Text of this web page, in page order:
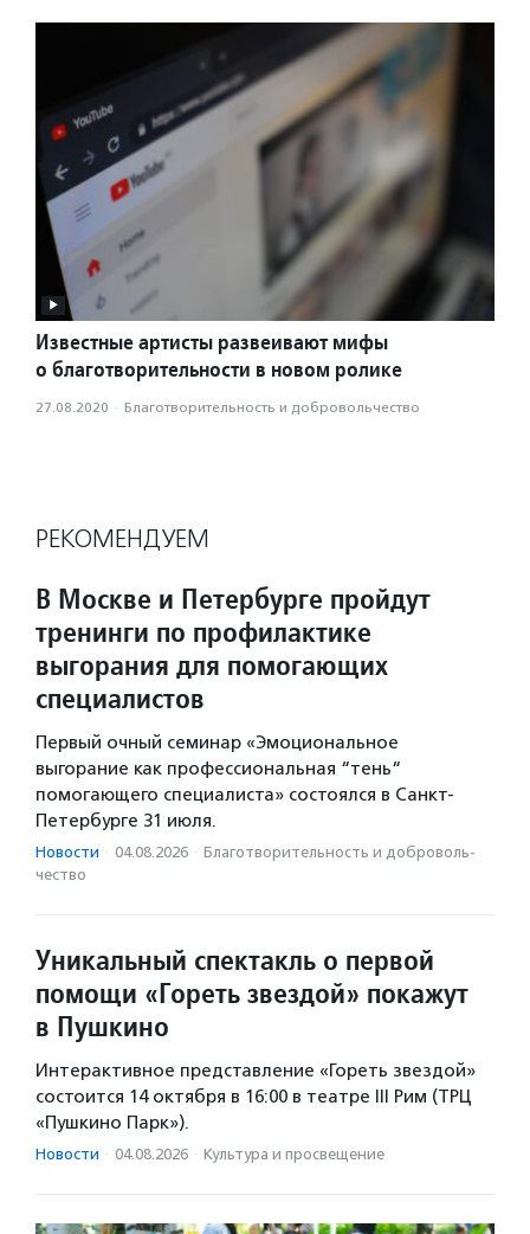
Известные артисты развеивают мифы
о благотворительности в новом ролике
27.08.2020 · Благотвори­тель­ность и доброволь­чест­во
РЕКОМЕНДУЕМ
В Москве и Петербурге пройдут
тренинги по профилактике
выгорания для помогающих
специалистов
Первый очный семинар «Эмоциональное
выгорание как профессиональная “тень“
помогающего специалиста» состоялся в Санкт-
Петербурге 31 июля.
Новости · 04.08.2026 · Благотвори­тель­ность и доброволь­
чест­во
Уникальный спектакль о первой
помощи «Гореть звездой» покажут
в Пушкино
Интерактивное представление «Гореть звездой»
состоится 14 октября в 16:00 в театре III Рим (ТРЦ
«Пушкино Парк»).
Новости · 04.08.2026 · Культура и просвещение